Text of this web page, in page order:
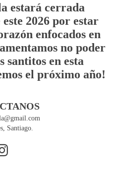
estará cerrada
2026 por estar
enfocados en
no poder
santitos en esta
el próximo año!
Santiago.